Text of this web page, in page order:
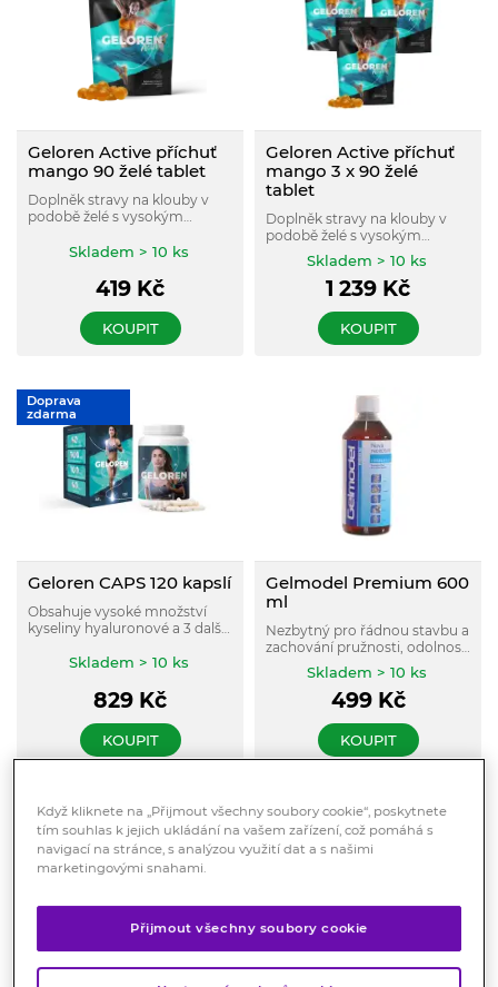
Geloren Active příchuť
mango 90 želé tablet
Doplněk stravy na klouby v
podobě želé s vysokým
příchutí manga.
Skladem > 10 ks
419 Kč
KOUPIT
Geloren Active příchuť
mango 3 x 90 želé
tablet
Doplněk stravy na klouby v
podobě želé s vysokým
obsahem vyživujících látek s
příchutí manga.
Skladem > 10 ks
1 239 Kč
KOUPIT
Doprava
zdarma
Geloren CAPS 120 kapslí
Obsahuje vysoké množství
kyseliny hyaluronové a 3 další
pohybového aparátu.
Skladem > 10 ks
829 Kč
KOUPIT
Gelmodel Premium 600
ml
Nezbytný pro řádnou stavbu a
zachování pružnosti, odolnosti
a pohyblivosti kloubů. V
tekuté formě dosahuje
nejúčinnější aplikace.
Skladem > 10 ks
499Kč
KOUPIT
Doprava
zdarma
Doprava
zdarma
Když kliknete na „Přijmout všechny soubory cookie“, poskytnete
tím souhlas k jejich ukládání na vašem zařízení, což pomáhá s
navigací na stránce, s analýzou využití dat a s našimi
marketingovými snahami.
Přijmout všechny soubory cookie